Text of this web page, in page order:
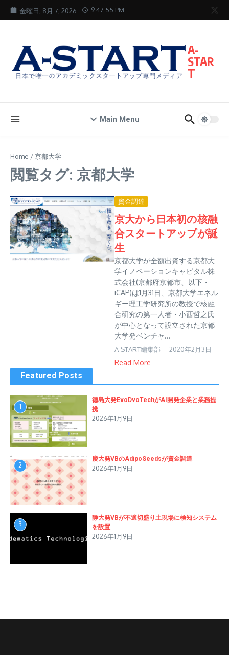
コンテンツへスキップ
金曜日, 8月 7, 2026 9:47:56 PM
A-
STAR
T
Main Menu
Home /京都大学
閲覧タグ: 京都大学
資金調達
京大から日本初の核融
合スタートアップが誕
生
京都大学が全額出資する京都大
学イノベーションキャピタル株
式会社(京都府京都市、以下・
iCAP)は1月31日、京都大学エネル
ギー理工学研究所の教授で核融
合研究の第一人者・小西哲之氏
が中心となって設立された京都
大学発ベンチャ...
A-START編集部 2020年2月3日
Read More
Featured Posts
1
徳島大発EvoDvoTechがAI開発企業と業務提
携
2026年1月9日
2
慶大発VBのAdipoSeedsが資金調達
2026年1月9日
3
静大発VBが不適切盛り土現場に検知システム
を設置
2026年1月9日